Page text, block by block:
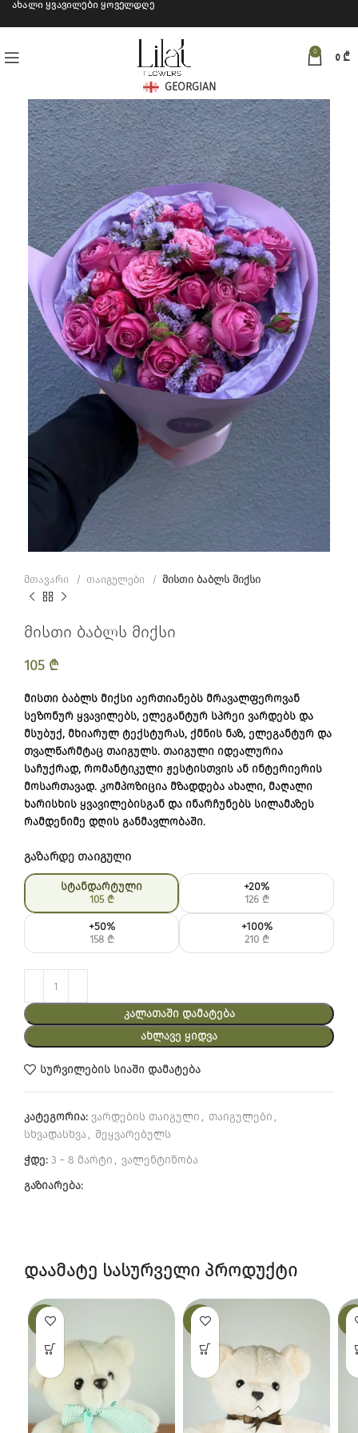
ახალი ყვავილები ყოველდღე
0
0 ₾
GEORGIAN
მთავარი თაიგულები მისთი ბაბლს მიქსი
მისთი ბაბლს მიქსი
105 ₾
მისთი ბაბლს მიქსი აერთიანებს მრავალფეროვან
სეზონურ ყვავილებს, ელეგანტურ სპრეი ვარდებს და
მსუბუქ, მხიარულ ტექსტურას, ქმნის ნაზ, ელეგანტურ და
თვალწარმტაც თაიგულს. თაიგული იდეალურია
საჩუქრად, რომანტიკული ჟესტისთვის ან ინტერიერის
მოსართავად. კომპოზიცია მზადდება ახალი, მაღალი
ხარისხის ყვავილებისგან და ინარჩუნებს სილამაზეს
რამდენიმე დღის განმავლობაში.
გაზარდე თაიგული
სტანდარტული
105 ₾
+20%
126 ₾
+50%
158 ₾
+100%
210 ₾
ᲙᲐᲚᲐᲗᲐᲨᲘ ᲓᲐᲛᲐᲢᲔᲑᲐ
ᲐᲮᲚᲐᲕᲔ ᲧᲘᲓᲕᲐ
სურვილების სიაში დამატება
კატეგორია: ვარდების თაიგული , თაიგულები ,
სხვადასხვა , შეყვარებულს
ჭდე: 3 - 8 მარტი , ვალენტინობა
გაზიარება:
დაამატე სასურველი პროდუქტი
-19% -25% -